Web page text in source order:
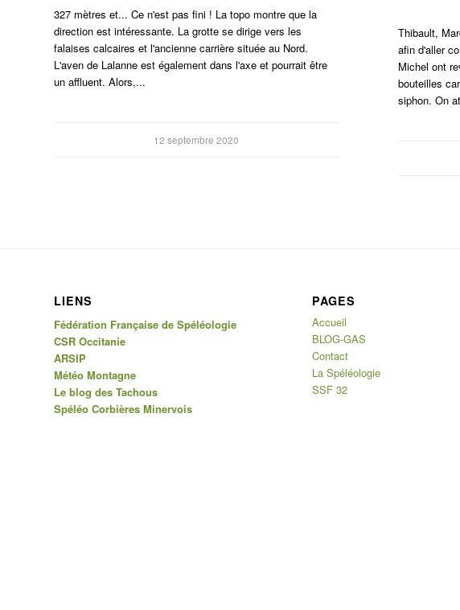
327 mètres et... Ce n'est pas fini ! La topo montre que la
direction est intéressante. La grotte se dirige vers les
falaises calcaires et l'ancienne carrière située au Nord.
L'aven de Lalanne est également dans l'axe et pourrait être
un affluent. Alors,...
12 septembre 2020
Thibault,
afin d'aller
Michel ont
bouteilles
siphon. On
LIENS
Fédération Française de Spéléologie
CSR Occitanie
ARSIP
Météo Montagne
Le blog des Tachous
Spéléo Corbières Minervois
PAGES
Accueil
BLOG-GAS
Contact
La Spéléologie
SSF 32